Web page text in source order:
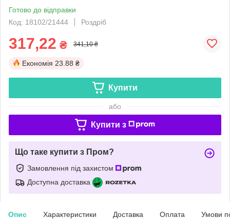
Готово до відправки
Код: 18102/21444
Роздріб
317,22 ₴ 341,10 ₴
Економія 23.88 ₴
Купити
або
Купити з
Що таке купити з Пром?
Замовлення під захистом
Доступна доставка
Опис Характеристики Доставка Оплата Умови